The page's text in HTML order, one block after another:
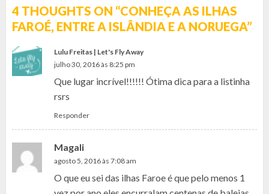
4 THOUGHTS ON “CONHEÇA AS ILHAS
FAROÉ, ENTRE A ISLÂNDIA E A NORUEGA”
Lulu Freitas | Let's Fly Away
julho 30, 2016 às 8:25 pm
Que lugar incrível!!!!!! Ótima dica para a listinha
rsrs
Responder
Magali
agosto 5, 2016 às 7:08 am
O que eu sei das ilhas Faroe é que pelo menos 1